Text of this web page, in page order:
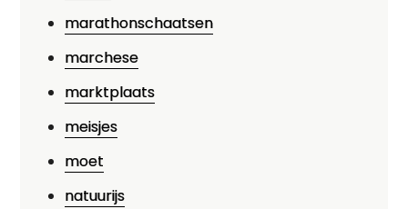
marathonschaatsen
marchese
marktplaats
meisjes
moet
natuurijs